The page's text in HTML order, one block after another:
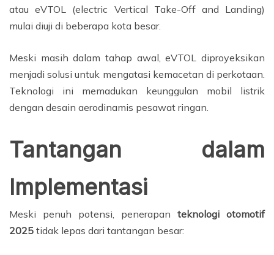
atau eVTOL (electric Vertical Take-Off and Landing)
mulai diuji di beberapa kota besar.
Meski masih dalam tahap awal, eVTOL diproyeksikan
menjadi solusi untuk mengatasi kemacetan di perkotaan.
Teknologi ini memadukan keunggulan mobil listrik
dengan desain aerodinamis pesawat ringan.
Tantangan dalam
Implementasi
Meski penuh potensi, penerapan teknologi otomotif
2025 tidak lepas dari tantangan besar: